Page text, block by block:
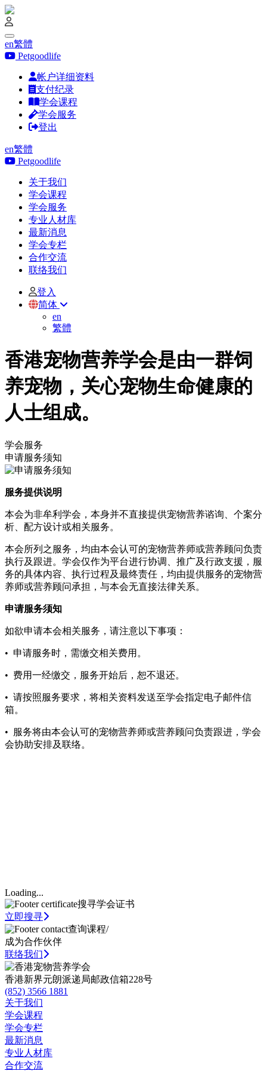
en繁體
Petgoodlife
帐户详细资料
支付纪录
学会课程
学会服务
登出
en繁體
Petgoodlife
关于我们
学会课程
学会服务
专业人材库
最新消息
学会专栏
合作交流
联络我们
登入
简体
en
繁體
香港宠物营养学会是由一群饲
养宠物，关心宠物生命健康的
人士组成。
学会服务
申请服务须知
服务提供说明
本会为非牟利学会，本身并不直接提供宠物营养谘询、个案分
析、配方设计或相关服务。
本会所列之服务，均由本会认可的宠物营养师或营养顾问负责
执行及跟进。学会仅作为平台进行协调、推广及行政支援，服
务的具体内容、执行过程及最终责任，均由提供服务的宠物营
养师或营养顾问承担，与本会无直接法律关系。
申请服务须知
如欲申请本会相关服务，请注意以下事项：
• 申请服务时，需缴交相关费用。
• 费用一经缴交，服务开始后，恕不退还。
• 请按照服务要求，将相关资料发送至学会指定电子邮件信
箱。
• 服务将由本会认可的宠物营养师或营养顾问负责跟进，学会
会协助安排及联络。
Loading...
搜寻学会证书
立即搜寻
查询课程/
成为合作伙伴
联络我们
香港新界元朗派递局邮政信箱228号
(852) 3566 1881
关于我们
学会课程
学会专栏
最新消息
专业人材库
合作交流